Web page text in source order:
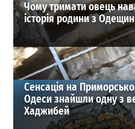
Чому тримати овець
історія родини з
Сенсація на
Одеси знайшли одну з
Хаджибей